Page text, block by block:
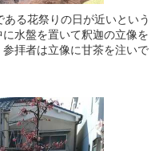
る花祭りの日が近いという
水盤を置いて釈迦の立像を
拝者は立像に甘茶を注いで